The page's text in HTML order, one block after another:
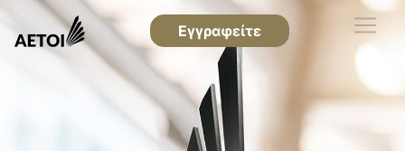
Εγγραφείτε